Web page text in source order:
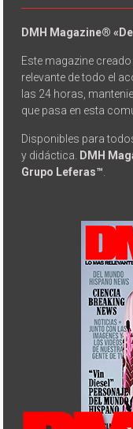
DMH Magazine®
Este magazine
relevante de todo el
las 24 horas,
que pasa en esta
Disponibles para
y didáctica.
DMH
Grupo Leferas™